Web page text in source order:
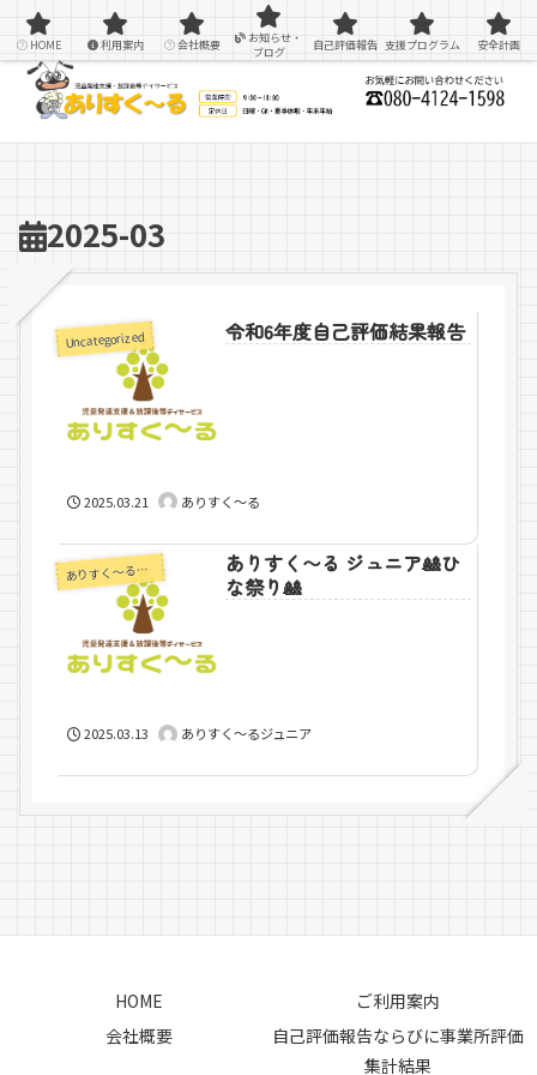
感覚統合療法を用いた療育＆支援
2025-03
Uncategorized 令和6年度自己評価結果報告
2025.03.21 ありすく～る
ありすく～るジュニア
ありすく〜る ジュニア🎎ひ
な祭り🎎
2025.03.13 ありすく～るジュニア
HOME
ご利用案内
会社概要
自己評価報告ならびに事業所評価
集計結果
HOME 利用案内 会社概要
お知らせ・
ブログ
自己評価報告 支援プログラム 安全計画